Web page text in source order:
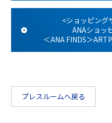
<ショッピング
ANAショッ
＜ANA FINDS＞
プレスルームへ戻る